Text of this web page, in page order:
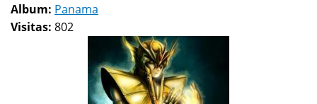
Album: Panama
Visitas: 802